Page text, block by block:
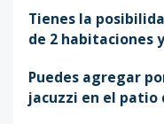
Tienes la
de 2 habitaciones
Puedes agregar
jacuzzi en el patio